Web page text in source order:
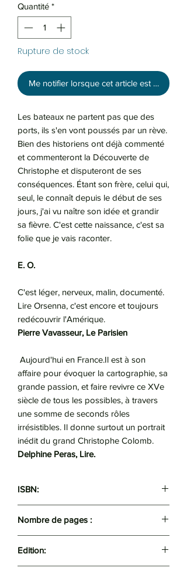
Quantité *
Rupture de stock
Me notifier lorsque cet article est disponible
Les bateaux ne partent pas que des
ports, ils s'en vont poussés par un rève.
Bien des historiens ont déjà commenté
et commenteront la Découverte de
Christophe et disputeront de ses
conséquences. Étant son frère, celui qui,
seul, le connaît depuis le début de ses
jours, j'ai vu naître son idée et grandir
sa fièvre. C'est cette naissance, c'est sa
folie que je vais raconter.
E. O.
C'est léger, nerveux, malin, documenté.
Lire Orsenna, c'est encore et toujours
redécouvrir l'Amérique.
Pierre Vavasseur, Le Parisien
Aujourd'hui en France.Il est à son
affaire pour évoquer la cartographie, sa
grande passion, et faire revivre ce XVe
siècle de tous les possibles, à travers
une somme de seconds rôles
irrésistibles. Il donne surtout un portrait
inédit du grand Christophe Colomb.
Delphine Peras, Lire.
ISBN:
Nombre de pages :
Edition: